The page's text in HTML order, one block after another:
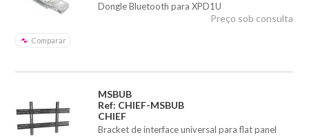
Dongle Bluetooth para XPD1U
Comparar
Preço sob consulta
MSBUB
Ref: CHIEF-MSBUB
CHIEF
Bracket de interface universal para flat panel